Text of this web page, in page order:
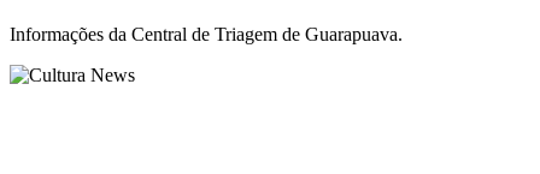
Informações da Central de Triagem de Guarapuava.